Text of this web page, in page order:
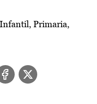
Primaria,